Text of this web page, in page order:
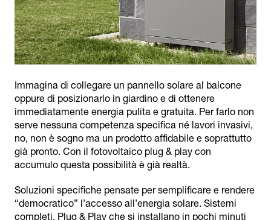
Immagina di collegare un pannello solare al balcone
oppure di posizionarlo in giardino e di ottenere
immediatamente energia pulita e gratuita. Per farlo non
serve nessuna competenza specifica né lavori invasivi,
no, non è sogno ma un prodotto affidabile e soprattutto
già pronto. Con il fotovoltaico plug & play con
accumulo questa possibilità è già realtà.
Soluzioni specifiche pensate per semplificare e rendere
“democratico” l’accesso all’energia solare. Sistemi
completi, Plug & Play che si installano in pochi minuti